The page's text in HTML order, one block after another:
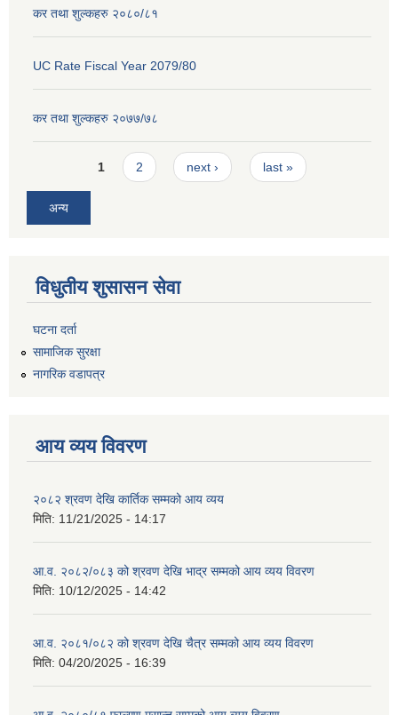
कर तथा शुल्कहरु २०८०/८१
UC Rate Fiscal Year 2079/80
कर तथा शुल्कहरु २०७७/७८
Pages1 2 next › last »
अन्य
विधुतीय शुसासन सेवा
घटना दर्ता
सामाजिक सुरक्षा
नागरिक वडापत्र
आय व्यय विवरण
२०८२ श्रवण देखि कार्तिक सम्मको आय व्यय
मिति: 11/21/2025 - 14:17
आ.व. २०८२/०८३ को श्रवण देखि भाद्र सम्मको आय व्यय विवरण
मिति: 10/12/2025 - 14:42
आ.व. २०८१/०८२ को श्रवण देखि चैत्र सम्मको आय व्यय विवरण
मिति: 04/20/2025 - 16:39